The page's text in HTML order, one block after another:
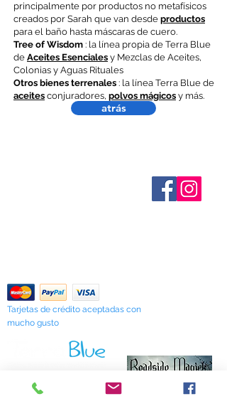
principalmente por productos no metafísicos
creados por Sarah que van desde productos
para el baño hasta máscaras de cuero.
Tree of Wisdom : la línea propia de Terra Blue
de Aceites Esenciales y Mezclas de Aceites,
Colonias y Aguas Rituales
Otros bienes terrenales : la línea Terra Blue de
aceites conjuradores, polvos mágicos y más.
atrás
Tarjetas de crédito aceptadas con
mucho gusto
Greensboro, NC 27406